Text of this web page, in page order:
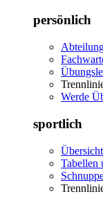
persönlich
Werde
sportlich
Tabellen